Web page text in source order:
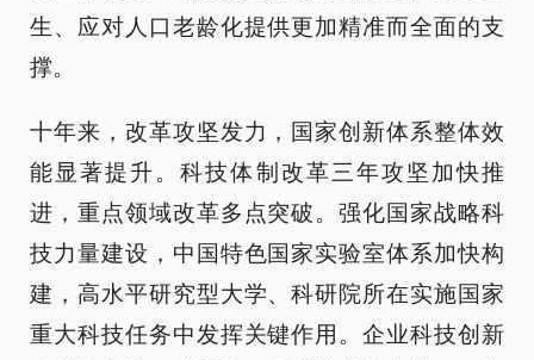
生、应对人口老龄化提供更加精准而全面的支
撑。
十年来，改革攻坚发力，国家创新体系整体效
能显著提升。科技体制改革三年攻坚加快推
进，重点领域改革多点突破。强化国家战略科
技力量建设，中国特色国家实验室体系加快构
建，高水平研究型大学、科研院所在实施国家
重大科技任务中发挥关键作用。企业科技创新